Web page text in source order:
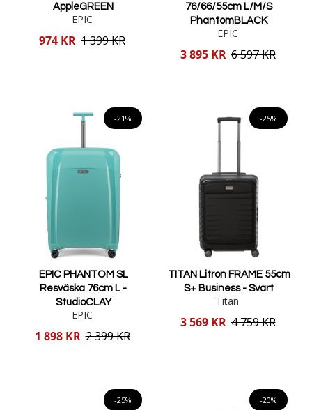
AppleGREEN
EPIC
Reducerat
974 KR 1 399 KR
76/66/55cm L/M/S
PhantomBLACK
EPIC
Reducerat
3 895 KR 6 597 KR
-21%
EPIC PHANTOM SL
Resväska 76cm L -
StudioCLAY
EPIC
Reducerat
1 898 KR 2 399 KR
-25%
TITAN Litron FRAME 55cm
S+ Business - Svart
Titan
Reducerat
3 569 KR 4 759 KR
-25% -20%